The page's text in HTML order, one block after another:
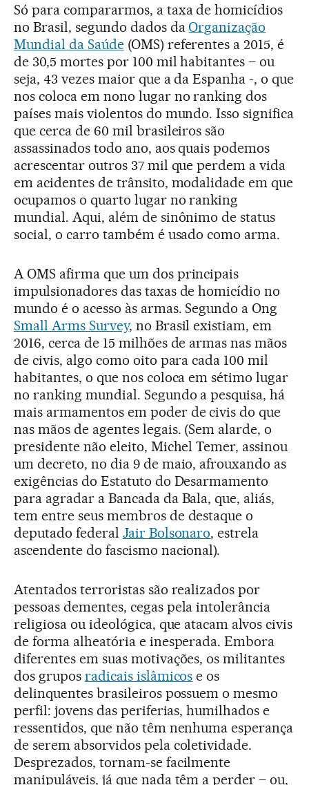
Só para compararmos, a taxa de homicídios
no Brasil, segundo dados da Organização
Mundial da Saúde(OMS) referentes a 2015, é
de 30,5 mortes por 100 mil habitantes – ou
seja, 43 vezes maior que a da Espanha -, o que
nos coloca em nono lugar no ranking dos
países mais violentos do mundo. Isso significa
que cerca de 60 mil brasileiros são
assassinados todo ano, aos quais podemos
acrescentar outros 37 mil que perdem a vida
em acidentes de trânsito, modalidade em que
ocupamos o quarto lugar no ranking
mundial. Aqui, além de sinônimo de status
social, o carro também é usado como arma.
A OMS afirma que um dos principais
impulsionadores das taxas de homicídio no
mundo é o acesso às armas. Segundo a Ong
Small Arms Survey, no Brasil existiam, em
2016, cerca de 15 milhões de armas nas mãos
de civis, algo como oito para cada 100 mil
habitantes, o que nos coloca em sétimo lugar
no ranking mundial. Segundo a pesquisa, há
mais armamentos em poder de civis do que
nas mãos de agentes legais. (Sem alarde, o
presidente não eleito, Michel Temer, assinou
um decreto, no dia 9 de maio, afrouxando as
exigências do Estatuto do Desarmamento
para agradar a Bancada da Bala, que, aliás,
tem entre seus membros de destaque o
deputado federal Jair Bolsonaro, estrela
ascendente do fascismo nacional).
Atentados terroristas são realizados por
pessoas dementes, cegas pela intolerância
religiosa ou ideológica, que atacam alvos civis
de forma alheatória e inesperada. Embora
diferentes em suas motivações, os militantes
dos grupos radicais islâmicos e os
delinquentes brasileiros possuem o mesmo
perfil: jovens das periferias, humilhados e
ressentidos, que não têm nenhuma esperança
de serem absorvidos pela coletividade.
Desprezados, tornam-se facilmente
manipuláveis, já que nada têm a perder – ou,